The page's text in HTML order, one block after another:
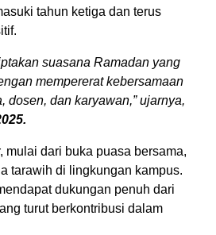
tahun ketiga dan terus
suasana Ramadan yang
mempererat kebersamaan
dosen, dan karyawan,” ujarnya,
mulai dari buka puasa bersama,
tarawih di lingkungan kampus.
dukungan penuh dari
turut berkontribusi dalam